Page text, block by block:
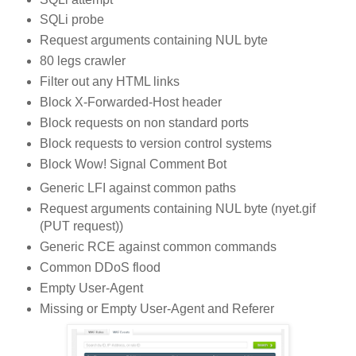
SQLi probe
Request arguments containing NUL byte
80 legs crawler
Filter out any HTML links
Block X-Forwarded-Host header
Block requests on non standard ports
Block requests to version control systems
Block Wow! Signal Comment Bot
Generic LFI against common paths
Request arguments containing NUL byte (nyet.gif
(PUT request))
Generic RCE against common commands
Common DDoS flood
Empty User-Agent
Missing or Empty User-Agent and Referer